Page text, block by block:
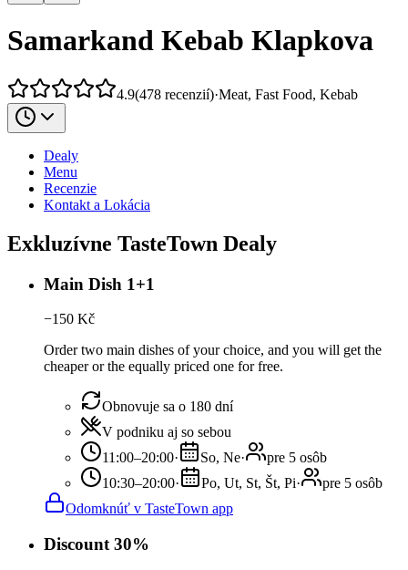
Samarkand Kebab Klapkova
4.9(478 recenzií)·Meat, Fast Food, Kebab
Dealy
Menu
Recenzie
Kontakt a Lokácia
Exkluzívne TasteTown Dealy
Main Dish 1+1
−150 Kč
Order two main dishes of your choice, and you will get the
cheaper or the equally priced one for free.
Obnovuje sa o 180 dní
V podniku aj so sebou
11:00–20:00· So, Ne·
pre 5 osôb
10:30–20:00· Po, Ut, St, Št, Pi·
pre 5 osôb
Odomknúť v TasteTown app
Discount 30%